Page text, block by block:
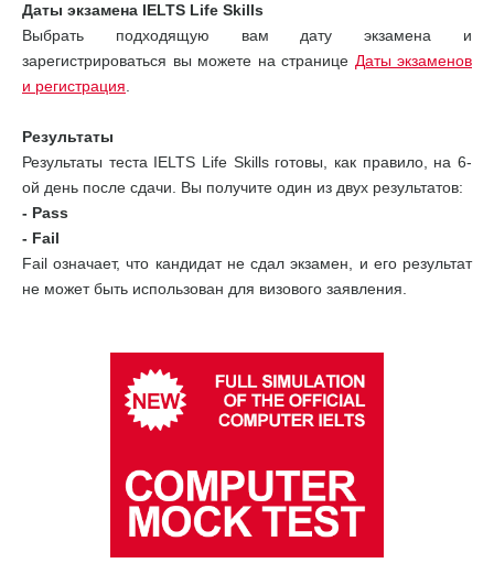
Даты экзамена IELTS Life Skills
Выбрать подходящую вам дату экзамена и
зарегистрироваться вы можете на странице Даты экзаменов
и регистрация
Результаты
Результаты теста IELTS Life Skills готовы, как правило, на 6-
ой день после сдачи. Вы получите один из двух результатов:
- Pass
- Fail
Fail означает, что кандидат не сдал экзамен, и его результат
не может быть использован для визового заявления.